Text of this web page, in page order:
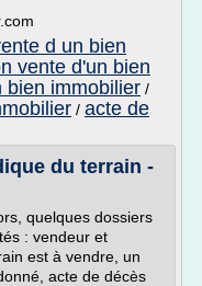
d un bien
vente d'un bien
bien immobilier /
/ acte de
du terrain -
quelques dossiers
: vendeur et
est à vendre, un
acte de décès